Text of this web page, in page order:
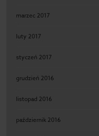
marzec 2017
luty 2017
styczeń 2017
grudzień 2016
listopad 2016
październik 2016